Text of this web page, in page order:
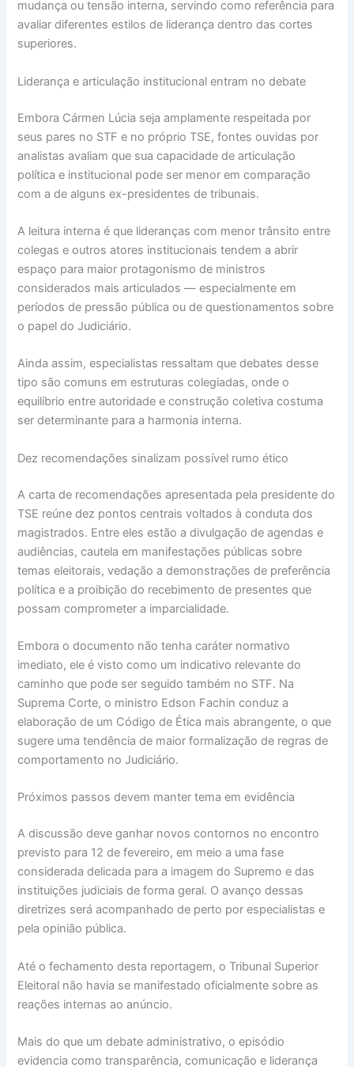
mudança ou tensão interna, servindo como referência para
avaliar diferentes estilos de liderança dentro das cortes
superiores.
Liderança e articulação institucional entram no debate
Embora Cármen Lúcia seja amplamente respeitada por
seus pares no STF e no próprio TSE, fontes ouvidas por
analistas avaliam que sua capacidade de articulação
política e institucional pode ser menor em comparação
com a de alguns ex-presidentes de tribunais.
A leitura interna é que lideranças com menor trânsito entre
colegas e outros atores institucionais tendem a abrir
espaço para maior protagonismo de ministros
considerados mais articulados — especialmente em
períodos de pressão pública ou de questionamentos sobre
o papel do Judiciário.
Ainda assim, especialistas ressaltam que debates desse
tipo são comuns em estruturas colegiadas, onde o
equilíbrio entre autoridade e construção coletiva costuma
ser determinante para a harmonia interna.
Dez recomendações sinalizam possível rumo ético
A carta de recomendações apresentada pela presidente do
TSE reúne dez pontos centrais voltados à conduta dos
magistrados. Entre eles estão a divulgação de agendas e
audiências, cautela em manifestações públicas sobre
temas eleitorais, vedação a demonstrações de preferência
política e a proibição do recebimento de presentes que
possam comprometer a imparcialidade.
Embora o documento não tenha caráter normativo
imediato, ele é visto como um indicativo relevante do
caminho que pode ser seguido também no STF. Na
Suprema Corte, o ministro Edson Fachin conduz a
elaboração de um Código de Ética mais abrangente, o que
sugere uma tendência de maior formalização de regras de
comportamento no Judiciário.
Próximos passos devem manter tema em evidência
A discussão deve ganhar novos contornos no encontro
previsto para 12 de fevereiro, em meio a uma fase
considerada delicada para a imagem do Supremo e das
instituições judiciais de forma geral. O avanço dessas
diretrizes será acompanhado de perto por especialistas e
pela opinião pública.
Até o fechamento desta reportagem, o Tribunal Superior
Eleitoral não havia se manifestado oficialmente sobre as
reações internas ao anúncio.
Mais do que um debate administrativo, o episódio
evidencia como transparência, comunicação e liderança